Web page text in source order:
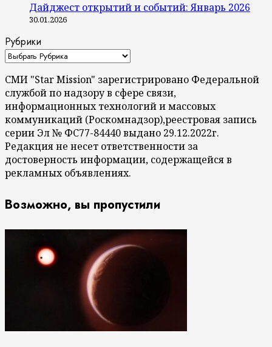
Дайджест открытий и событий: Январь 2026
30.01.2026
Рубрики
СМИ "Star Mission" зарегистрировано Федеральной
службой по надзору в сфере связи,
информационных технологий и массовых
коммуникаций (Роскомнадзор),реестровая запись
серии Эл № ФС77-84440 выдано 29.12.2022г.
Редакция не несет ответственности за
достоверность информации, содержащейся в
рекламных объявлениях.
Возможно, вы пропустили